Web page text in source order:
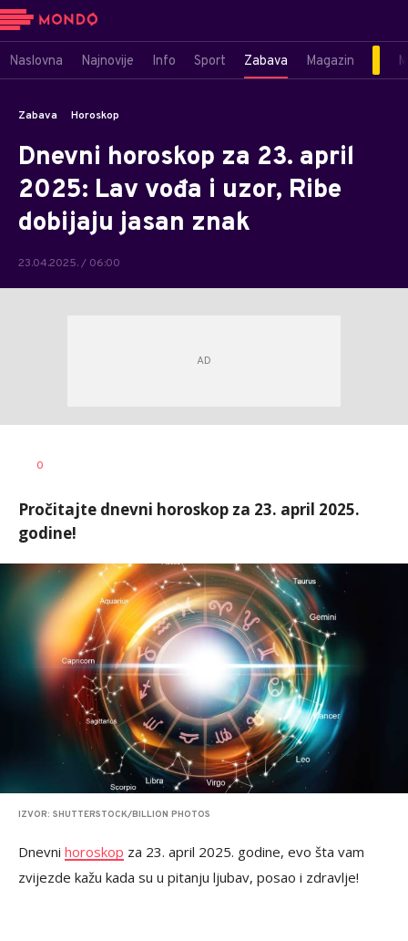
Naslovna Najnovije Info Sport Zabava Magazin
Zabava Horoskop
Dnevni horoskop za 23. april
2025: Lav vođa i uzor, Ribe
dobijaju jasan znak
23.04.2025. / 06:00
AUTOR
0
Pročitajte dnevni horoskop za 23. april 2025.
godine!
IZVOR: SHUTTERSTOCK/BILLION PHOTOS
Dnevni horoskop za 23. april 2025. godine, evo šta vam
zvijezde kažu kada su u pitanju ljubav, posao i zdravlje!